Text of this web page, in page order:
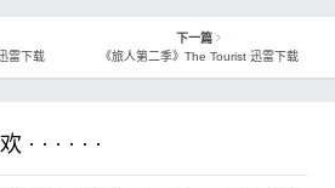
雷下载
下一篇
《旅人第二季》The Tourist 迅雷下载
· · · · · ·